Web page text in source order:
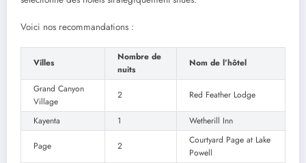
Voici nos recommandations :
Villes
Nombre de
nuits
Nom de l’hôtel
Grand Canyon
Village
2 Red Feather Lodge
Kayenta 1 Wetherill Inn
Page 2
Courtyard Page at Lake
Powell